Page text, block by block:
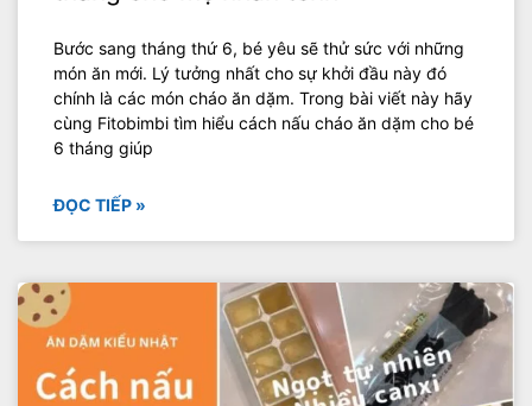
Bước sang tháng thứ 6, bé yêu sẽ thử sức với những
món ăn mới. Lý tưởng nhất cho sự khởi đầu này đó
chính là các món cháo ăn dặm. Trong bài viết này hãy
cùng Fitobimbi tìm hiểu cách nấu cháo ăn dặm cho bé
6 tháng giúp
ĐỌC TIẾP »